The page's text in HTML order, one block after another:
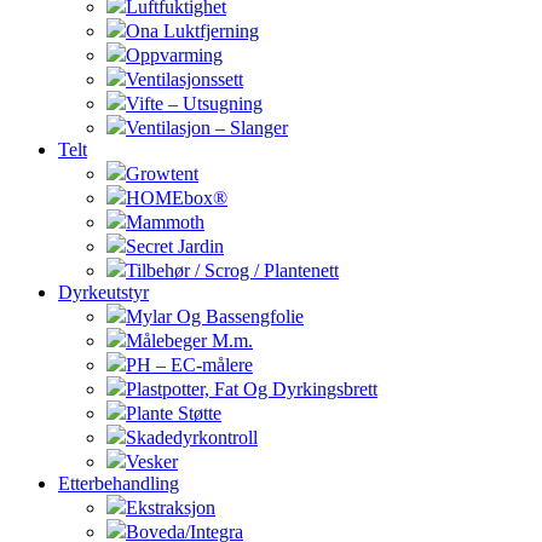
Luftfuktighet
Ona Luktfjerning
Oppvarming
Ventilasjonssett
Vifte – Utsugning
Ventilasjon – Slanger
Telt
Growtent
HOMEbox®
Mammoth
Secret Jardin
Tilbehør / Scrog / Plantenett
Dyrkeutstyr
Mylar Og Bassengfolie
Målebeger M.m.
PH – EC-målere
Plastpotter, Fat Og Dyrkingsbrett
Plante Støtte
Skadedyrkontroll
Vesker
Etterbehandling
Ekstraksjon
Boveda/Integra